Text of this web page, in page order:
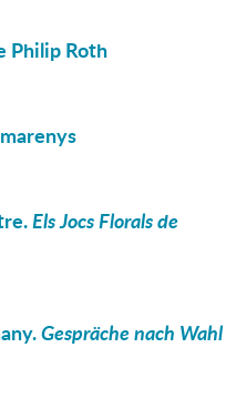
Philip Roth
Els Jocs Florals de
Gespräche nach Wahl